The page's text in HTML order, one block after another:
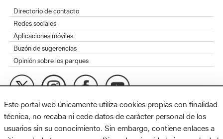
Directorio de contacto
Redes sociales
Aplicaciones móviles
Buzón de sugerencias
Opinión sobre los parques
MAPA WEB AVISO LEGAL ACCESIBILIDAD
Diputación de Barcelona. Edifici Llacuna, 1a planta. Badajoz, 49.
Este portal web únicamente utiliza cookies propias con finalidad
técnica, no recaba ni cede datos de carácter personal de los
usuarios sin su conocimiento. Sin embargo, contiene enlaces a